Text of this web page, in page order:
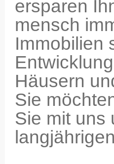
ersparen
mensch
Immobilien
Häusern
Sie
Sie mit uns